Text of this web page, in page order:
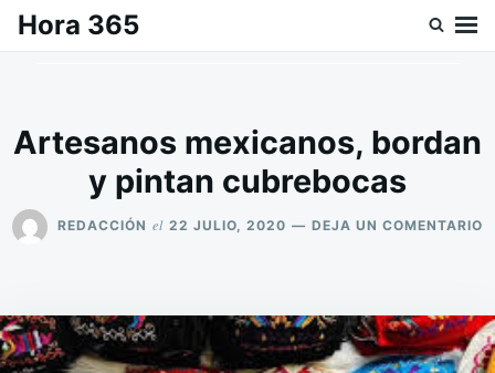
SaltarBuscar:
Hora 365
Artesanos mexicanos, bordan
y pintan cubrebocas
REDACCIÓN el 22 JULIO, 2020 DEJA UN COMENTARIO